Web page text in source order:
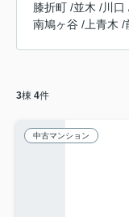
膝折町 /並木 /川口
南鳩ヶ谷 / 上青木 /
3棟 4件
中古マンション